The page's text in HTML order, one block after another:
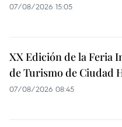
07/08/2026 15:05
XX Edición de la Feria
de Turismo de Ciudad
07/08/2026 08:45